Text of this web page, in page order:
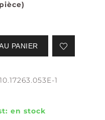
PANIER
10.17263.053E-1
en stock